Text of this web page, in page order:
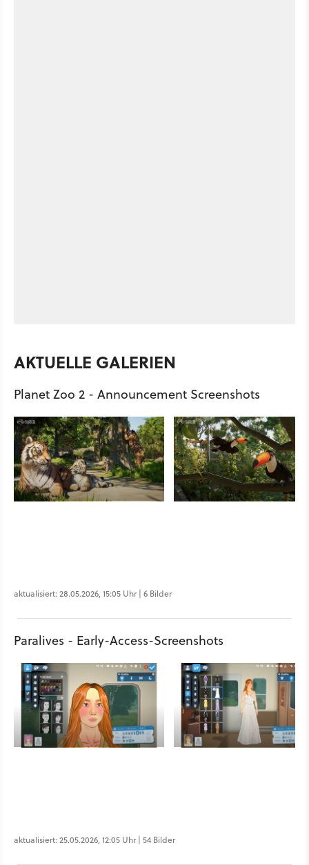
AKTUELLE GALERIEN
Planet Zoo 2 - Announcement Screenshots
aktualisiert: 28.05.2026, 15:05 Uhr | 6 Bilder
Paralives - Early-Access-Screenshots
aktualisiert: 25.05.2026, 12:05 Uhr | 54 Bilder